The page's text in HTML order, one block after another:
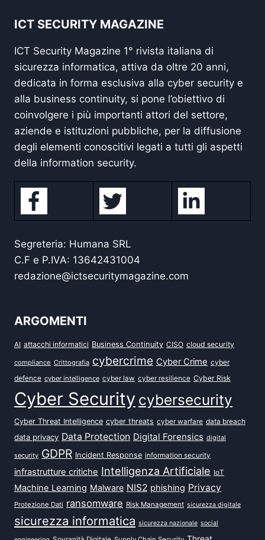
ICT SECURITY MAGAZINE
ICT Security Magazine 1° rivista italiana di
sicurezza informatica, attiva da oltre 20 anni,
dedicata in forma esclusiva alla cyber security e
alla business continuity, si pone l’obiettivo di
coinvolgere i più importanti attori del settore,
aziende e istituzioni pubbliche, per la diffusione
degli elementi conoscitivi legati a tutti gli aspetti
della information security.
Segreteria: Humana SRL
C.F e P.IVA: 13642431004
redazione@ictsecuritymagazine.com
ARGOMENTI
AI attacchi informatici Business Continuity CISO cloud security
compliance Crittografia cybercrime Cyber Crime cyber
defence cyber intelligence cyber law cyber resilience Cyber Risk
Cyber Security cybersecurity
Cyber Threat Intelligence cyber threats cyber warfare data breach
data privacy Data Protection Digital Forensics digital
security GDPR Incident Response information security
infrastrutture critiche Intelligenza Artificiale IoT
Machine Learning Malware NIS2 phishing Privacy
Protezione Dati ransomware Risk Management sicurezza digitale
sicurezza informatica sicurezza nazionale social